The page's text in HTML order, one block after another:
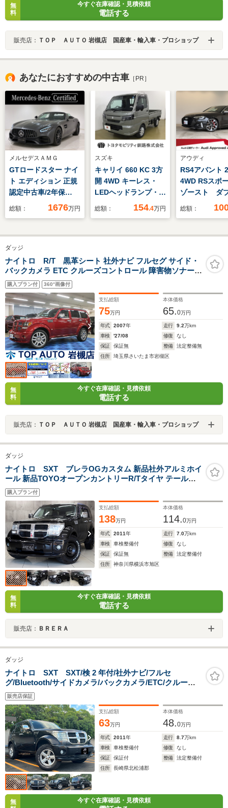
無
料
今すぐ在庫確認・見積依頼
電話する
販売店： ＴＯＰ ＡＵＴＯ 岩槻店 国産車・輸入車・プロショップ
あなたにおすすめの中古車 ［PR］
メルセデスＡＭＧ
GTロードスター ナイ
ト エディション 正規
認定中古車/2年保
証/AMGエクステリア
PKG/AMGパフォーマ
ンスシートPKG/エッ
センシャルPKG
総額： 1676万円
スズキ
キャリイ 660 KC 3方
開 4WD キーレス・
LEDヘッドランプ・ス
ズキセーフティーサポ
総額： 154.4万円
アウディ
RS4アバント
4WD RSスポ
ゾースト ダ
ークエッジデ
ャリパー TV
ーカメラ ス
ォンワイヤレ
総額：
ダッジ
ナイトロ R/T 黒革シート 社外ナビ フルセグ サイド・
バックカメラ ETC クルーズコントロール 障害物ソナー
シートヒーター 音楽録音 ディスク再生 サイドステップ
20インチアルミ タイミングチェーン
購入プラン付 360°画像付
支払総額
75万円
本体価格
65.0万円
年式 2007年 走行 9.2万km
車検
'27/08 修復
なし
保証
保証無 整備
法定整備無
住所
埼玉県さいたま市岩槻区
無
料
今すぐ在庫確認・見積依頼
電話する
販売店： ＴＯＰ ＡＵＴＯ 岩槻店 国産車・輸入車・プロショップ
ダッジ
ナイトロ SXT ブレラOGカスタム 新品社外アルミホイ
ール 新品TOYOオープンカントリーR/Tタイヤ テールラ
ンプブラックアウト 社外ナビ 地デジTV ETC 純正サイド
カメラ クルーズコントロール キーレス
購入プラン付
支払総額
138万円
本体価格
114.0万円
年式 2011年 走行 7.0万km
車検
車検整備付 修復
なし
保証
保証無 整備
法定整備付
住所
神奈川県横浜市旭区
無
料
今すぐ在庫確認・見積依頼
電話する
販売店： ＢＲＥＲＡ
ダッジ
ナイトロ SXT SXT/検 2 年付/社外ナビ/フルセ
グ/Bluetooth/サイドカメラ/バックカメラ/ETC/クルーズ
コントロール/障害物ソナー/パワーシート/タイミングチェ
ーン
販売店保証
支払総額
63万円
本体価格
48.0万円
年式 2011年 走行 8.7万km
車検
車検整備付 修復
なし
保証
保証付 整備
法定整備付
住所
長崎県北松浦郡
無
今すぐ在庫確認・見積依頼